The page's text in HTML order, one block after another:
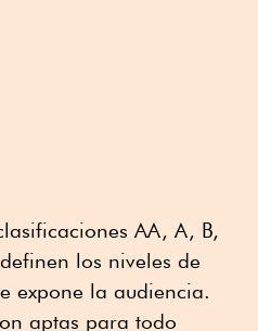
AA, A, B,
los niveles de
expone la audiencia.
aptas para todo